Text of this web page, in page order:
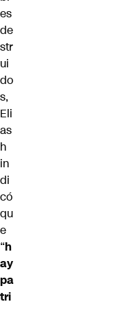
es
de
str
ui
do
s,
Eli
as
h
in
di
có
qu
e
“h
ay
pa
tri